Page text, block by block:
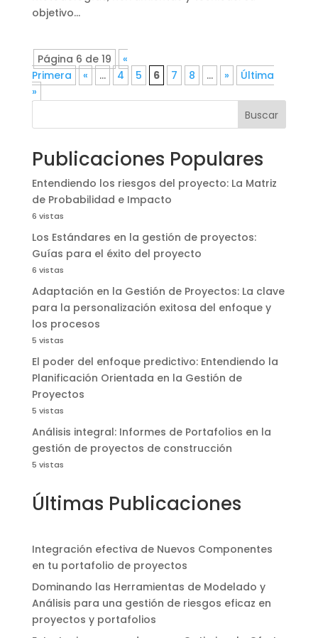
objetivo...
Página 6 de 19
«
Primera
« ... 4 5 6 7 8 ... »
Última
»
Buscar
Publicaciones Populares
Entendiendo los riesgos del proyecto: La Matriz
de Probabilidad e Impacto
6 vistas
Los Estándares en la gestión de proyectos:
Guías para el éxito del proyecto
6 vistas
Adaptación en la Gestión de Proyectos: La clave
para la personalización exitosa del enfoque y
los procesos
5 vistas
El poder del enfoque predictivo: Entendiendo la
Planificación Orientada en la Gestión de
Proyectos
5 vistas
Análisis integral: Informes de Portafolios en la
gestión de proyectos de construcción
5 vistas
Últimas Publicaciones
Integración efectiva de Nuevos Componentes
en tu portafolio de proyectos
Dominando las Herramientas de Modelado y
Análisis para una gestión de riesgos eficaz en
proyectos y portafolios